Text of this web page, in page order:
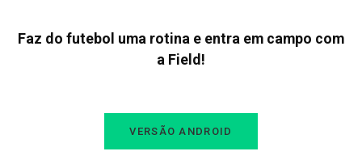
Faz do futebol uma rotina e entra em campo com
a Field!
VERSÃO ANDROID